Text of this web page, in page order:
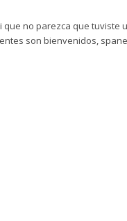
no parezca que tuviste
son bienvenidos,